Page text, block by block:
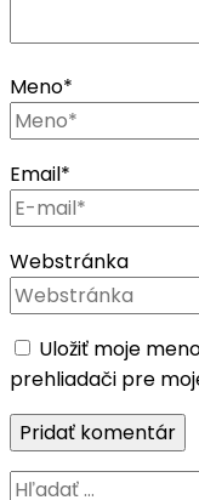
Meno*
Email*
Webstránka
Uložiť moje
prehliadači pre
Hľadať: